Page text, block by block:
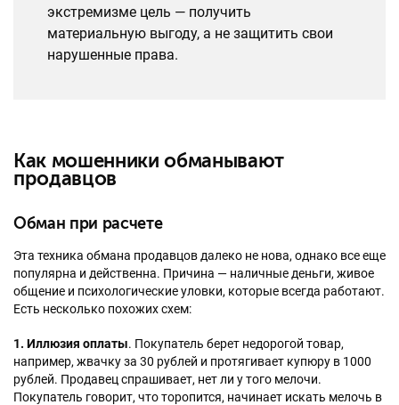
экстремизме цель — получить
материальную выгоду, а не защитить свои
нарушенные права.
Как мошенники обманывают
продавцов
Обман при расчете
Эта техника обмана продавцов далеко не нова, однако все еще
популярна и действенна. Причина — наличные деньги, живое
общение и психологические уловки, которые всегда работают.
Есть несколько похожих схем:
1. Иллюзия оплаты. Покупатель берет недорогой товар,
например, жвачку за 30 рублей и протягивает купюру в 1000
рублей. Продавец спрашивает, нет ли у того мелочи.
Покупатель говорит, что торопится, начинает искать мелочь в